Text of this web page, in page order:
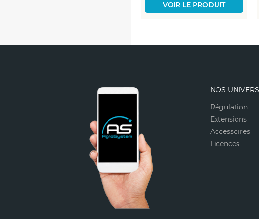
VOIR LE PRODUIT
NOS UNIVERS
Régulation
Extensions
Accessoires
Licences